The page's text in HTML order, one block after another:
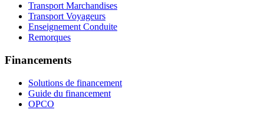
Transport Marchandises
Transport Voyageurs
Enseignement Conduite
Remorques
Financements
Solutions de financement
Guide du financement
OPCO